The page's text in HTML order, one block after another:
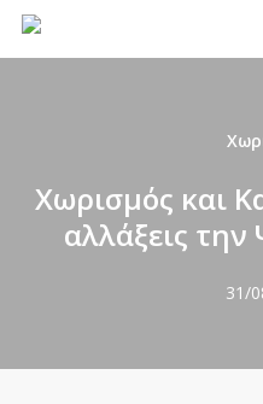
Skip
Χωρισμός και
αλλάξεις
31/